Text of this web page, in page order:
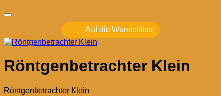
Auf die Wunschliste
Röntgenbetrachter Klein
Röntgenbetrachter Klein